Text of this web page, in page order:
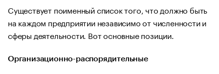
Существует поименный список того, что должно быть
на каждом предприятии независимо от численности и
сферы деятельности. Вот основные позиции.
Организационно-распорядительные